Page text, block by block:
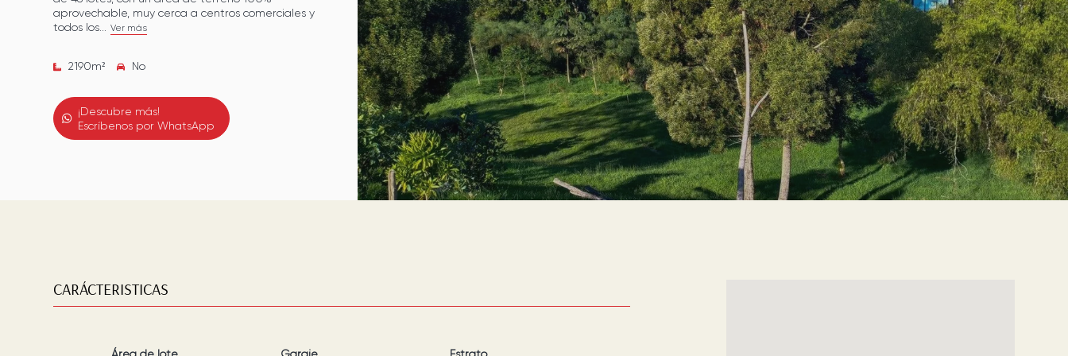
aprovechable, muy cerca a centros comerciales y
todos los...
Ver más
2190m² No
¡Descubre más!
Escríbenos por WhatsApp
CARÁCTERISTICAS